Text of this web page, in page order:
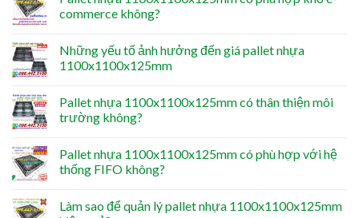
commerce không?
Những yếu tố ảnh hưởng đến giá pallet nhựa
1100x1100x125mm
Pallet nhựa 1100x1100x125mm có thân thiện môi
trường không?
Pallet nhựa 1100x1100x125mm có phù hợp với hệ
thống FIFO không?
Làm sao để quản lý pallet nhựa 1100x1100x125mm